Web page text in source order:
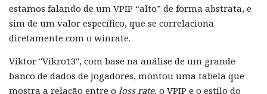
estamos falando de um VPIP “alto” de forma abstrata, e
sim de um valor específico, que se correlaciona
diretamente com o winrate.
Viktor "Vikro13", com base na análise de um grande
banco de dados de jogadores, montou uma tabela que
mostra a relação entre o loss rate, o VPIP e o estilo do